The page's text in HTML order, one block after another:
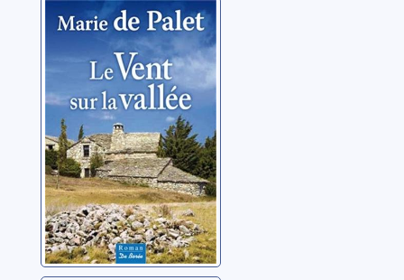
Le vent sur la
vallée
Palet, Marie de